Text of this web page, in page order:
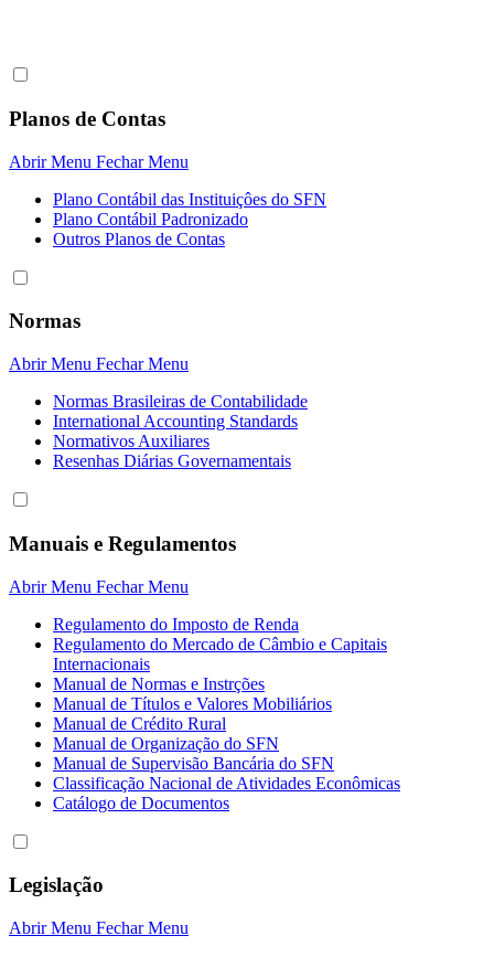
Planos de Contas
Abrir Menu Fechar Menu
Plano Contábil das Instituiçôes do SFN
Plano Contábil Padronizado
Outros Planos de Contas
Normas
Abrir Menu Fechar Menu
Normas Brasileiras de Contabilidade
International Accounting Standards
Normativos Auxiliares
Resenhas Diárias Governamentais
Manuais e Regulamentos
Abrir Menu Fechar Menu
Regulamento do Imposto de Renda
Regulamento do Mercado de Câmbio e Capitais
Internacionais
Manual de Normas e Instrções
Manual de Títulos e Valores Mobiliários
Manual de Crédito Rural
Manual de Organização do SFN
Manual de Supervisão Bancária do SFN
Classificação Nacional de Atividades Econômicas
Catálogo de Documentos
Legislação
Abrir Menu Fechar Menu